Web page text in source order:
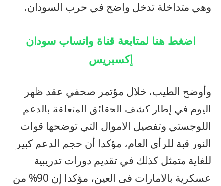
وهي متداخلة تدخل واضح في حرب السودان.
اضغط هنا لمتابعة قناة واتساب سودان
إكسبريس
وأوضح الطيب، خلال مؤتمر صحفي عقد ظهر
اليوم في إطار كشف الحقائق المتعلقة بالدعم
اللوجستي وتفصيل الاموال التي توضحها قوات
النور قبة للرأي العام، مؤكدا أن حجم الدعم كبير
للغاية متمثل كذلك في تقديم دورات تدريبية
عسكرية بالامارات فى العين، مؤكدا إن 90% من